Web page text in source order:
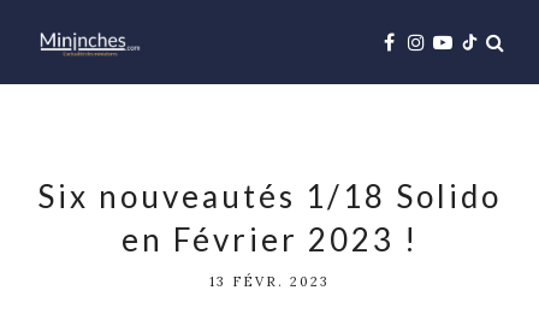
Six nouveautés 1/18 Solido
en Février 2023 !
13 FÉVR. 2023